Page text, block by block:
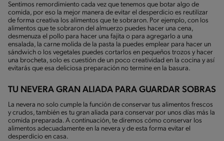
Sentimos remordimiento cada vez que tenemos que botar algo de
comida, por eso la mejor manera de evitar el desperdicio es reutilizar
de forma creativa los alimentos que te sobraron. Por ejemplo, con los
alimentos que te sobraron del almuerzo puedes hacer una cena,
desmenuza el pollo para hacer una fajita o para agregarlo a una
ensalada, la carne molida de la pasta la puedes emplear para hacer un
sándwich o los vegetales puedes cortarlos en pequeños trozos y hacer
una brocheta, solo es cuestión de un poco creatividad en la cocina y así
evitarás que esa deliciosa preparación no termine en la basura.
TU NEVERA GRAN ALIADA PARA GUARDAR SOBRAS
La nevera no solo cumple la función de conservar tus alimentos frescos
y crudos, también es tu gran aliada para conservar por unos días más la
comida preparada. A continuación, te diremos cómo conservar los
alimentos adecuadamente en la nevera y de esta forma evitar el
desperdicio en casa.